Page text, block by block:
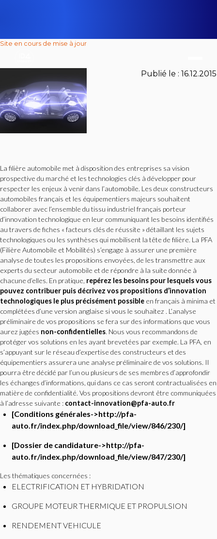
Site en cours de mise à jour
Publié le : 16.12.2015
La filière automobile met à disposition des entreprises sa vision
prospective du marché et les technologies clés à développer pour
respecter les enjeux à venir dans l’automobile. Les deux constructeurs
automobiles français et les équipementiers majeurs souhaitent
collaborer avec l’ensemble du tissu industriel français porteur
d’innovation technologique en leur communiquant les besoins identifiés
au travers de fiches « facteurs clés de réussite » détaillant les sujets
technologiques ou les synthèses qui mobilisent la tête de filière. La PFA
(Filière Automobile et Mobilités) s’engage à assurer une première
analyse de toutes les propositions envoyées, de les transmettre aux
experts du secteur automobile et de répondre à la suite donnée à
chacune d’elles. En pratique, repérez les besoins pour lesquels vous
pouvez contribuer puis décrivez vos propositions d’innovation
technologiques le plus précisément possible en français à minima et
complétées d’une version anglaise si vous le souhaitez . L’analyse
préliminaire de vos propositions se fera sur des informations que vous
aurez jugées non-confidentielles. Nous vous recommandons de
protéger vos solutions en les ayant brevetées par exemple. La PFA, en
s’appuyant sur le réseau d’expertise des constructeurs et des
équipementiers assurera une analyse préliminaire de vos solutions. Il
pourra être décidé par l’un ou plusieurs de ses membres d’approfondir
les échanges d’informations, qui dans ce cas seront contractualisées en
matière de confidentialité. Vos propositions devront être communiquées
à l’adresse suivante : contact-innovation@pfa-auto.fr
[Conditions générales->http://pfa-
auto.fr/index.php/download_file/view/846/230/]
[Dossier de candidature->http://pfa-
auto.fr/index.php/download_file/view/847/230/]
Les thématiques concernées :
ELECTRIFICATION ET HYBRIDATION
GROUPE MOTEUR THERMIQUE ET PROPULSION
RENDEMENT VEHICULE